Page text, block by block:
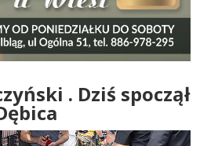
. Dziś spoczął